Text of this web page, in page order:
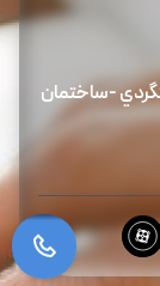
-ساختمان